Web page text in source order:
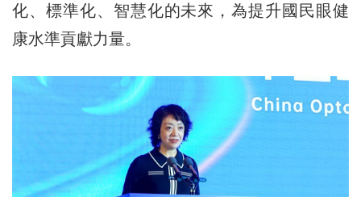
化、標準化、智慧化的未來，為提升國民眼健
康水準貢獻力量。